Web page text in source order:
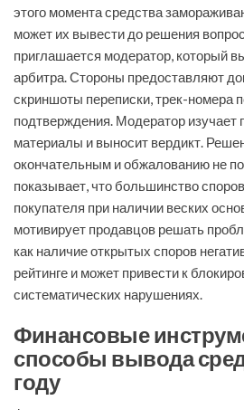
этого момента средства
может их вывести до решения
приглашается модератор, который
арбитра. Стороны предоставляют
скриншоты переписки, трек-номера
подтверждения. Модератор изучает
материалы и выносит вердикт.
окончательным и обжалованию не
показывает, что большинство
покупателя при наличии веских
мотивирует продавцов решать
как наличие открытых споров
рейтинге и может привести к
систематических нарушениях.
Финансовые
способы вывода
году